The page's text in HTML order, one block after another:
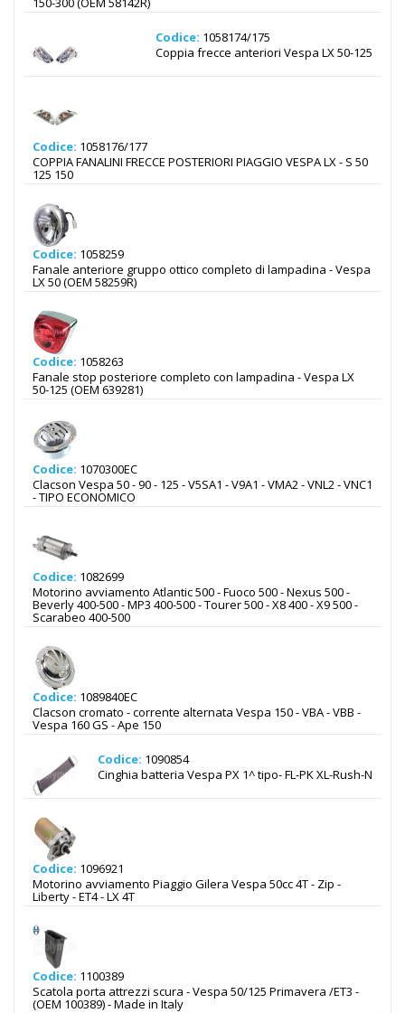
Codice: 1058174/175
Coppia frecce anteriori Vespa LX 50-125
Codice: 1058176/177
COPPIA FANALINI FRECCE POSTERIORI PIAGGIO VESPA LX - S 50
125 150
Codice: 1058259
Fanale anteriore gruppo ottico completo di lampadina - Vespa
LX 50 (OEM 58259R)
Codice: 1058263
Fanale stop posteriore completo con lampadina - Vespa LX
50-125 (OEM 639281)
Codice: 1070300EC
Clacson Vespa 50 - 90 - 125 - V5SA1 - V9A1 - VMA2 - VNL2 - VNC1
- TIPO ECONOMICO
Codice: 1082699
Motorino avviamento Atlantic 500 - Fuoco 500 - Nexus 500 -
Beverly 400-500 - MP3 400-500 - Tourer 500 - X8 400 - X9 500 -
Scarabeo 400-500
Codice: 1089840EC
Clacson cromato - corrente alternata Vespa 150 - VBA - VBB -
Vespa 160 GS - Ape 150
Codice: 1090854
Cinghia batteria Vespa PX 1^ tipo- FL-PK XL-Rush-N
Codice: 1096921
Motorino avviamento Piaggio Gilera Vespa 50cc 4T - Zip -
Liberty - ET4 - LX 4T
Codice: 1100389
Scatola porta attrezzi scura - Vespa 50/125 Primavera /ET3 -
(OEM 100389) - Made in Italy